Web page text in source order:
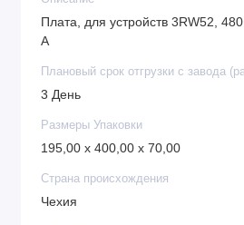
Плата, для устройств 3RW52,
A
Плановый срок отгрузки с завода
3 День
Размеры Упаковки
195,00 x 400,00 x 70,00
Страна происхождения
Чехия